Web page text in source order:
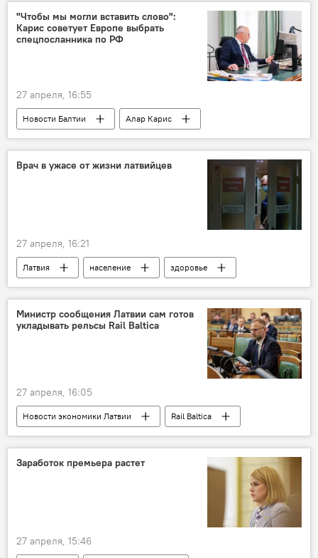
сотрудник
смерть
"Чтобы мы могли вставить слово":
Карис советует Европе выбрать
спецпосланника по РФ
27 апреля, 16:55
Новости Балтии
Алар Карис
Эстония
Врач в ужасе от жизни латвийцев
27 апреля, 16:21
Латвия население
здоровье
врач
мнение
Министр сообщения Латвии сам готов
укладывать рельсы Rail Baltica
27 апреля, 16:05
Новости экономики Латвии
Rail Baltica
Атис Швинка
железная дорога
Заработок премьера растет
27 апреля, 15:46